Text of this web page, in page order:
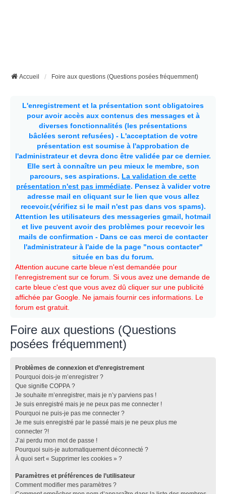
Accueil Foire aux questions (Questions posées fréquemment)
L'enregistrement et la présentation sont obligatoires
pour avoir accès aux contenus des messages et à
diverses fonctionnalités (les présentations
bâclées seront refusées) - L'acceptation de votre
présentation est soumise à l'approbation de
l'administrateur et devra donc être validée par ce dernier.
Elle sert à connaître un peu mieux le membre, son
parcours, ses aspirations. La validation de cette
présentation n'est pas immédiate. Pensez à valider votre
adresse mail en cliquant sur le lien que vous allez
recevoir.(vérifiez si le mail n'est pas dans vos spams).
Attention les utilisateurs des messageries gmail, hotmail
et live peuvent avoir des problèmes pour recevoir les
mails de confirmation - Dans ce cas merci de contacter
l'administrateur à l'aide de la page "nous contacter"
située en bas du forum.
Attention aucune carte bleue n'est demandée pour
l'enregistrement sur ce forum. Si vous avez une demande de
carte bleue c'est que vous avez dû cliquer sur une publicité
affichée par Google. Ne jamais fournir ces informations. Le
forum est gratuit.
Foire aux questions (Questions
posées fréquemment)
Problèmes de connexion et d’enregistrement
Pourquoi dois-je m’enregistrer ?
Que signifie COPPA ?
Je souhaite m’enregistrer, mais je n’y parviens pas !
Je suis enregistré mais je ne peux pas me connecter !
Pourquoi ne puis-je pas me connecter ?
Je me suis enregistré par le passé mais je ne peux plus me
connecter ?!
J’ai perdu mon mot de passe !
Pourquoi suis-je automatiquement déconnecté ?
À quoi sert « Supprimer les cookies » ?
Paramètres et préférences de l’utilisateur
Comment modifier mes paramètres ?